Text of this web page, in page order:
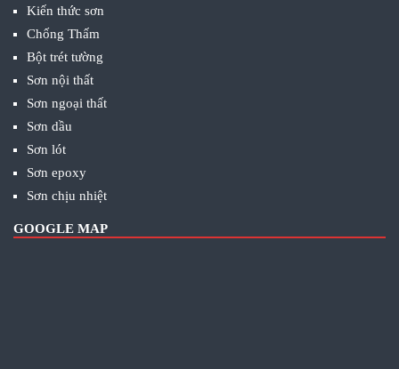
Kiến thức sơn
Chống Thấm
Bột trét tường
Sơn nội thất
Sơn ngoại thất
Sơn dầu
Sơn lót
Sơn epoxy
Sơn chịu nhiệt
GOOGLE MAP